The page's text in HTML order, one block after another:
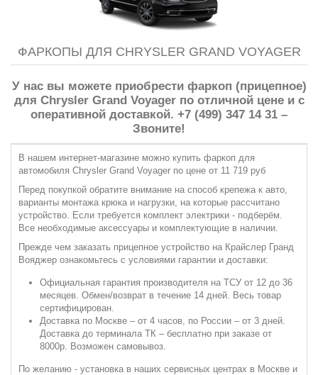
ФАРКОПЫ ДЛЯ CHRYSLER GRAND VOYAGER
У нас вы можете приобрести фаркоп (прицепное)
для Chrysler Grand Voyager по отличной цене и с
оперативной доставкой. +7 (499) 347 14 31 –
Звоните!
В нашем интернет-магазине можно купить фаркоп для
автомобиля Chrysler Grand Voyager по цене от 11 719 руб
Перед покупкой обратите внимание на способ крепежа к авто,
варианты монтажа крюка и нагрузки, на которые рассчитано
устройство. Если требуется комплект электрики - подберём.
Все необходимые аксессуары и комплектующие в наличии.
Прежде чем заказать прицепное устройство на Крайслер Гранд
Вояджер ознакомьтесь с условиями гарантии и доставки:
Официальная гарантия производителя на ТСУ от 12 до 36
месяцев. Обмен/возврат в течение 14 дней. Весь товар
сертифицирован.
Доставка по Москве – от 4 часов, по России – от 3 дней.
Доставка до терминала ТК – бесплатно при заказе от
8000р. Возможен самовывоз.
По желанию - установка в наших сервисных центрах в Москве и